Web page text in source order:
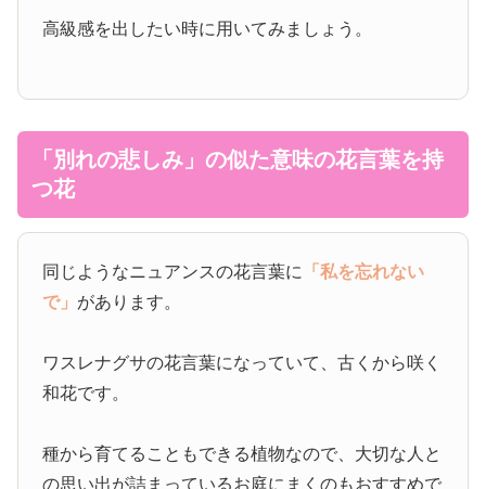
高級感を出したい時に用いてみましょう。
「別れの悲しみ」の似た意味の花言葉を持
つ花
同じようなニュアンスの花言葉に
「私を忘れない
で」 があります。
ワスレナグサの花言葉になっていて、古くから咲く
和花です。
種から育てることもできる植物なので、大切な人と
の思い出が詰まっているお庭にまくのもおすすめで